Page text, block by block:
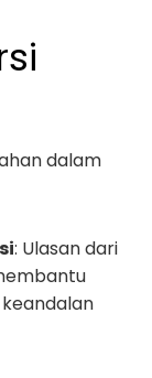
dalam
: Ulasan dari